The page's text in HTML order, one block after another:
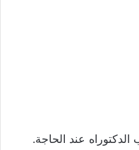
عند الحاجة.